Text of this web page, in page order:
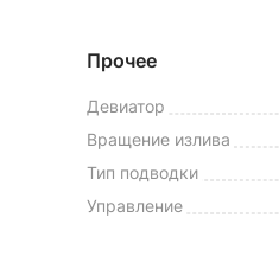
Прочее
Девиатор
Вращение излива
Тип подводки
Управление